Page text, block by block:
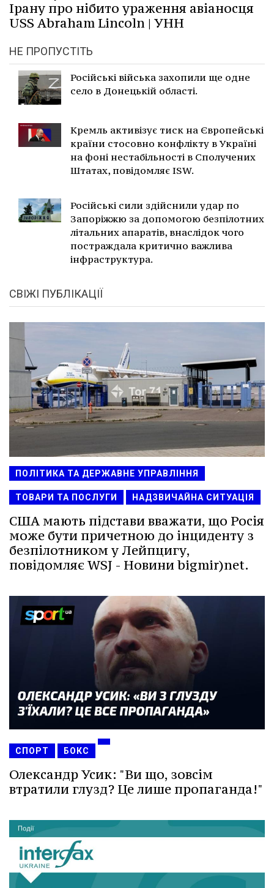
Ірану про нібито ураження авіаносця
USS Abraham Lincoln | УНН
НЕ ПРОПУСТІТЬ
Російські війська захопили ще одне
село в Донецькій області.
Кремль активізує тиск на Європейські
країни стосовно конфлікту в Україні
на фоні нестабільності в Сполучених
Штатах, повідомляє ISW.
Російські сили здійснили удар по
Запоріжжю за допомогою безпілотних
літальних апаратів, внаслідок чого
постраждала критично важлива
інфраструктура.
СВІЖІ ПУБЛІКАЦІЇ
ПОЛІТИКА ТА ДЕРЖАВНЕ УПРАВЛІННЯ
ТОВАРИ ТА ПОСЛУГИ НАДЗВИЧАЙНА СИТУАЦІЯ
США мають підстави вважати, що Росія
може бути причетною до інциденту з
безпілотником у Лейпцигу,
повідомляє WSJ - Новини bigmir)net.
СПОРТ БОКС
Олександр Усик: "Ви що, зовсім
втратили глузд? Це лише пропаганда!"